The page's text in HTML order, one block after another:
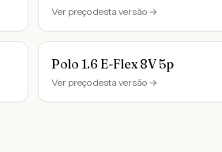
Ver preço desta versão →
Polo 1.6 E-Flex 8V 5p
Ver preço desta versão →